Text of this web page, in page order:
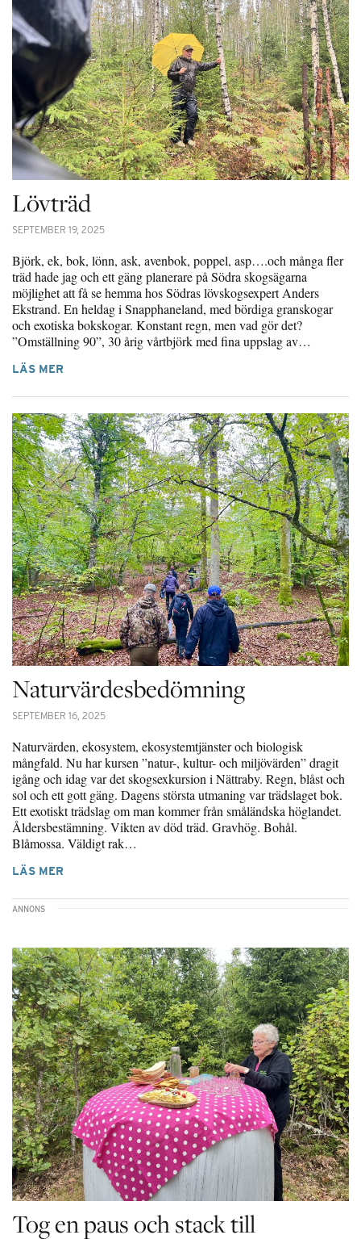
Lövträd
SEPTEMBER 19, 2025
Björk, ek, bok, lönn, ask, avenbok, poppel, asp….och många fler
träd hade jag och ett gäng planerare på Södra skogsägarna
möjlighet att få se hemma hos Södras lövskogsexpert Anders
Ekstrand. En heldag i Snapphaneland, med bördiga granskogar
och exotiska bokskogar. Konstant regn, men vad gör det?
”Omställning 90”, 30 årig vårtbjörk med fina uppslag av…
LÄS MER
Naturvärdesbedömning
SEPTEMBER 16, 2025
Naturvärden, ekosystem, ekosystemtjänster och biologisk
mångfald. Nu har kursen ”natur-, kultur- och miljövärden” dragit
igång och idag var det skogsexkursion i Nättraby. Regn, blåst och
sol och ett gott gäng. Dagens största utmaning var trädslaget bok.
Ett exotiskt trädslag om man kommer från småländska höglandet.
Åldersbestämning. Vikten av död träd. Gravhög. Bohål.
Blåmossa. Väldigt rak…
LÄS MER
Tog en paus och stack till